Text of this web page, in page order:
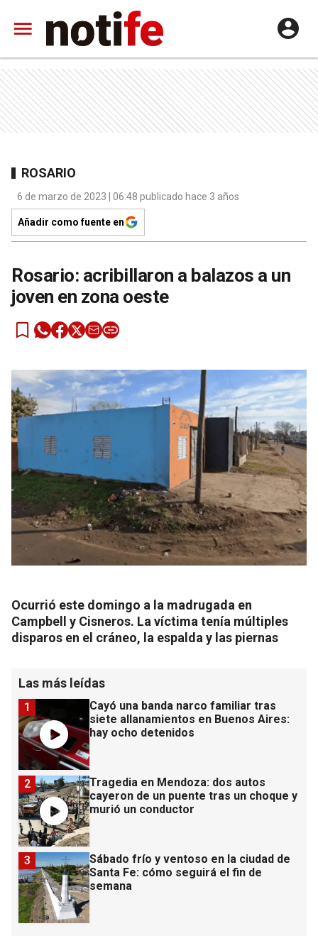
ROSARIO
6 de marzo de 2023 | 06:48 publicado hace 3 años
Añadir como fuente en
Rosario: acribillaron a balazos a un
joven en zona oeste
Ocurrió este domingo a la madrugada en
Campbell y Cisneros. La víctima tenía múltiples
disparos en el cráneo, la espalda y las piernas
Las más leídas
Cayó una banda narco familiar tras
siete allanamientos en Buenos Aires:
hay ocho detenidos
1
Tragedia en Mendoza: dos autos
cayeron de un puente tras un choque y
murió un conductor
2
Sábado frío y ventoso en la ciudad de
Santa Fe: cómo seguirá el fin de
semana
3